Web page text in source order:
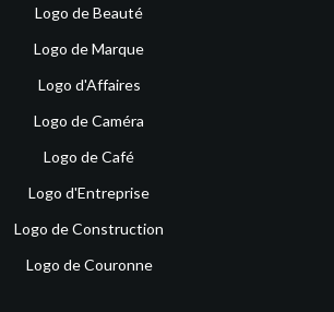
Logo de Beauté
Logo de Marque
Logo d'Affaires
Logo de Caméra
Logo de Café
Logo d'Entreprise
Logo de Construction
Logo de Couronne